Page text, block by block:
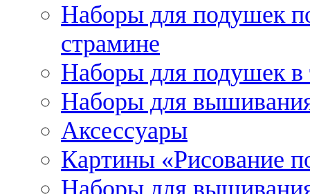
Наборы для подушек
страмине
Наборы для подушек в
Наборы для
Аксессуары
Картины «Рисование
Наборы для